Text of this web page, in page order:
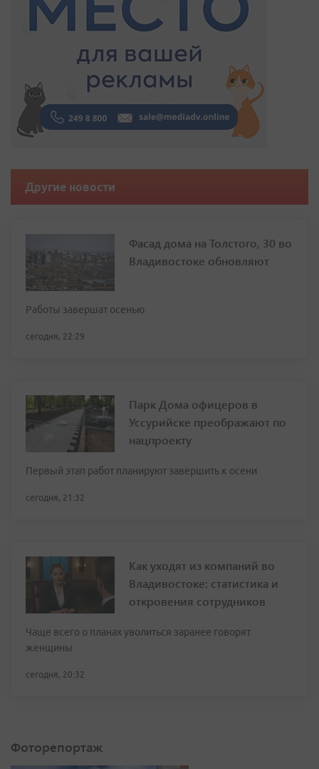
Другие новости
Фасад дома на Толстого, 30 во
Владивостоке обновляют
Работы завершат осенью
сегодня, 22:29
Парк Дома офицеров в
Уссурийске преображают по
нацпроекту
Первый этап работ планируют завершить к осени
сегодня, 21:32
Как уходят из компаний во
Владивостоке: статистика и
откровения сотрудников
Чаще всего о планах уволиться заранее говорят
женщины
сегодня, 20:32
Фоторепортаж